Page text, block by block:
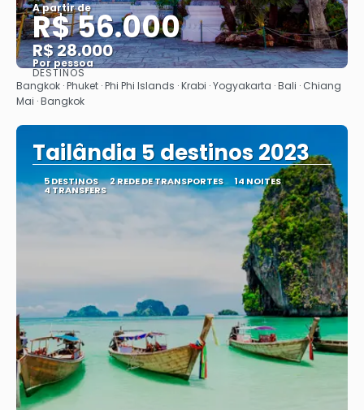
A partir de
R$ 56.000
R$ 28.000
Por pessoa
Saiba mais
DESTINOS
Bangkok · Phuket · Phi Phi Islands · Krabi · Yogyakarta · Bali · Chiang
Mai · Bangkok
Tailândia 5 destinos 2023
5 DESTINOS 2 REDE DE TRANSPORTES 14 NOITES
4 TRANSFERS